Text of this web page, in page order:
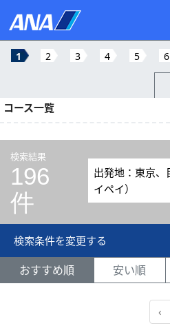
1 2 3 4 5 6
コース一覧
検索結果
196
件
出発地：東京、
イペイ）
検索条件を変更する
おすすめ順 安い順
‹